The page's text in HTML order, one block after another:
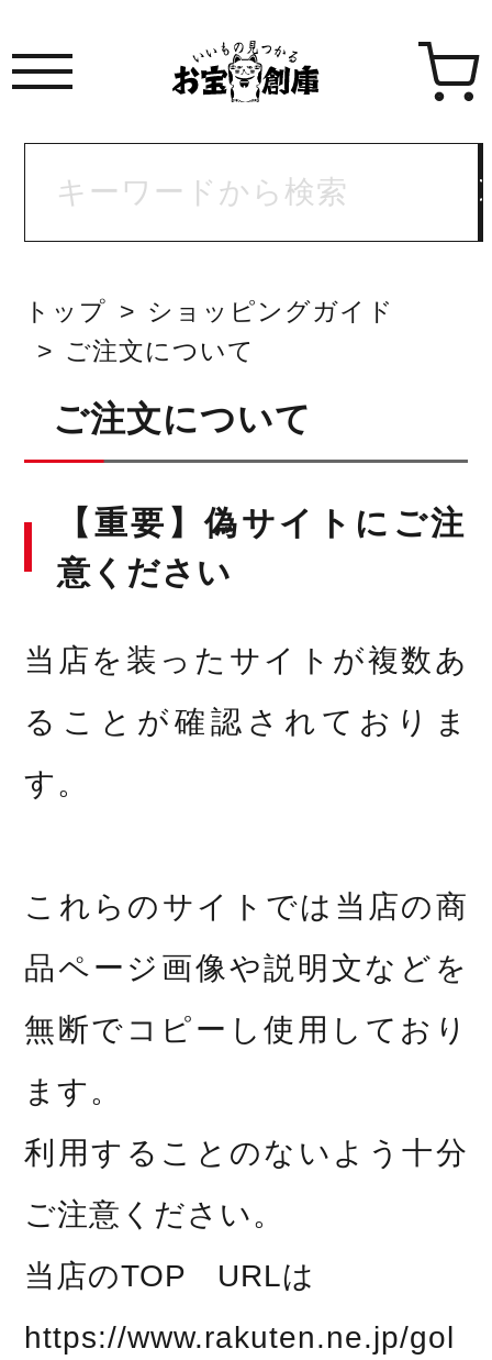
トップ
ショッピングガイド
ご注文について
ご注文について
【重要】偽サイトにご注
意ください
当店を装ったサイトが複数あ
ることが確認されておりま
す。
これらのサイトでは当店の商
品ページ画像や説明文などを
無断でコピーし使用しており
ます。
利用することのないよう十分
ご注意ください。
当店のTOP URLは
https://www.rakuten.ne.jp/gol